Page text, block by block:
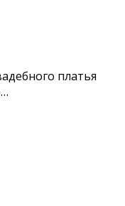
платья